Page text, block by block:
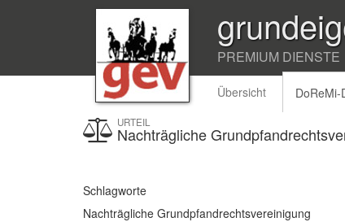
PREMIUM DIENSTE
Übersicht
URTEIL
Nachträgliche
Schlagworte
Nachträgliche Grundpfandrechtsvereinigung